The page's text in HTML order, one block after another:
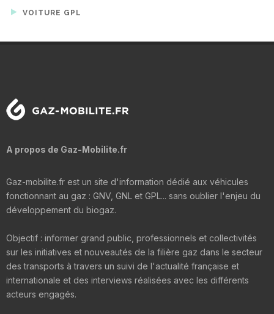
VOITURE GPL
A propos de Gaz-Mobilite.fr
Gaz-mobilite.fr est un site d'information dédié aux véhicules
fonctionnant au gaz : GNV, GNL et GPL... sans oublier l'enjeu du
développement du biogaz.
Objectif : informer grand public, professionnels et collectivités
sur les initiatives et nouveautés de la filière gaz dans le secteur
des transports à travers un suivi de l'actualité française et
internationale et des interviews réalisées avec les différents
acteurs engagés.